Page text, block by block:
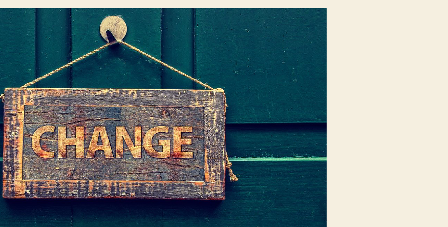
PERICOLO
PER
L’IMPRENDITORE
D’OGGI